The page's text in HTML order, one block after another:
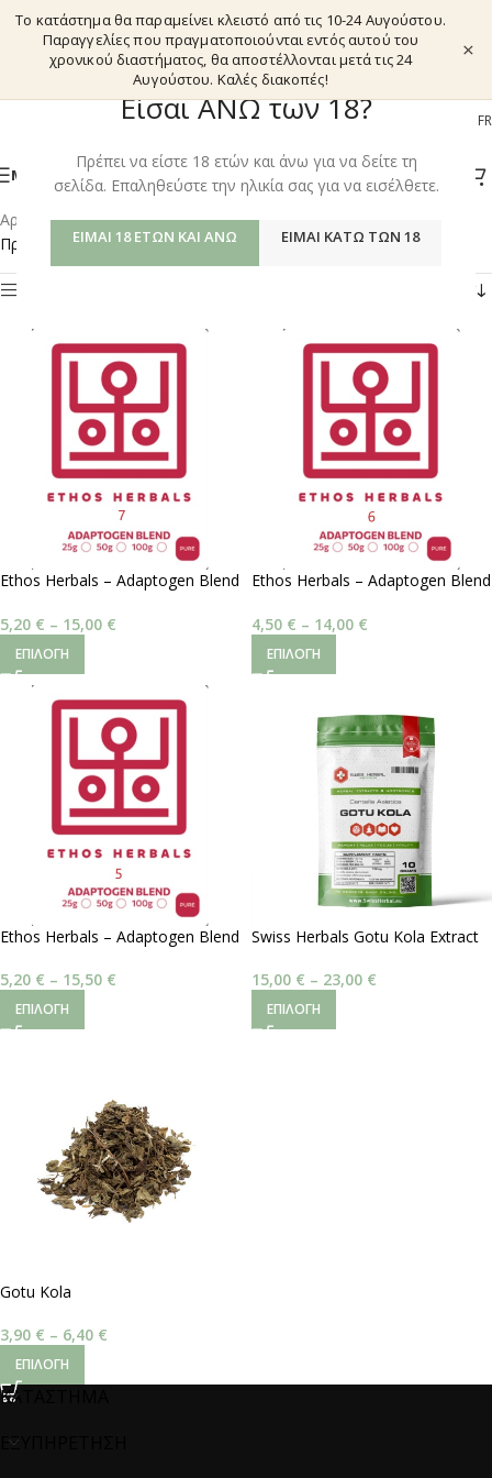
Είσαι ΑΝΩ των 18?
Πρέπει να είστε 18 ετών και άνω για να δείτε τη
σελίδα. Επαληθεύστε την ηλικία σας για να εισέλθετε.
ΕΊΜΑΙ 18 ΕΤΏΝ ΚΑΙ ΆΝΩ ΕΊΜΑΙ ΚΆΤΩ ΤΩΝ 18
Το κατάστημα θα παραμείνει κλειστό από τις 10-24 Αυγούστου.
Παραγγελίες που πραγματοποιούνται εντός αυτού του
χρονικού διαστήματος, θα αποστέλλονται μετά τις 24
Αυγούστου. Καλές διακοπές!
×
EL FR
ΜΕΝΟΎ
Αρχική σελίδα/Shop/Προϊόντα με ετικέτα “GOTU KOLA”
Προβάλλονται όλα - 5 αποτελέσματα
Ethos Herbals – Adaptogen Blend
5,20 € – 15,00 €
ΕΠΙΛΟΓΉ
Ethos Herbals – Adaptogen Blend
4,50 € – 14,00 €
ΕΠΙΛΟΓΉ
Ethos Herbals – Adaptogen Blend
5,20 € – 15,50 €
ΕΠΙΛΟΓΉ
Swiss Herbals Gotu Kola Extract
15,00 € – 23,00 €
ΕΠΙΛΟΓΉ
Gotu Kola
3,90 € – 6,40 €
ΕΠΙΛΟΓΉ
ΚΑΤΑΣΤΗΜΑ
ΕΞΥΠΗΡΕΤΗΣΗ